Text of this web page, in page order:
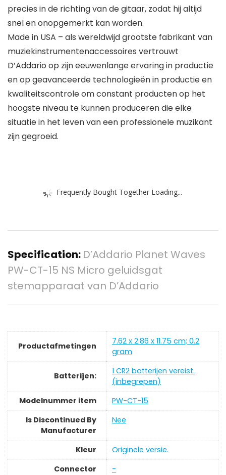
precies in de richting van de gitaar, zodat hij altijd
snel en onopgemerkt kan worden.
Made in USA – als wereldwijd grootste fabrikant van
muziekinstrumentenaccessoires vertrouwt
D’Addario op zijn eeuwenlange ervaring in productie
en op geavanceerde technologieën in productie en
kwaliteitscontrole om constant producten op het
hoogste niveau te kunnen produceren die elke
situatie in het leven van een professionele muzikant
zijn gegroeid.
Frequently Bought Together Loading...
Specification: D’Addario Planet Waves
PW-CT-15 NS Micro geluidsgat
stemapparaat van D’Addario
Productafmetingen
‎7.62 x 2.86 x 11.75 cm; 0.2
gram
Batterijen:
‎1 CR2 batterijen vereist.
(inbegrepen)
Modelnummer item
‎PW-CT-15
Is Discontinued By
Manufacturer
‎Nee
Kleur
‎Originele versie.
Connector
‎-